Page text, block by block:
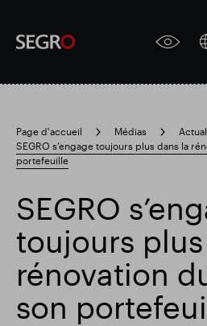
search
Search
for
Recherche populaire
Responsable SEGRO
Domaine commercial de Slough
Page d'accueil Médias
SEGRO s’engage toujours plus dans la
portefeuille
SEGRO
toujours
rénovation
son